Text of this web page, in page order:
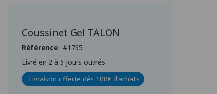
d’images
Coussinet Gel TALON
Référence
1735
Livré en 2 à 5 jours ouvrés
Livraison offerte dès 100€ d'achats